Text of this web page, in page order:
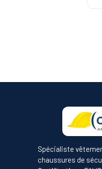
Spécialiste
chaussures de